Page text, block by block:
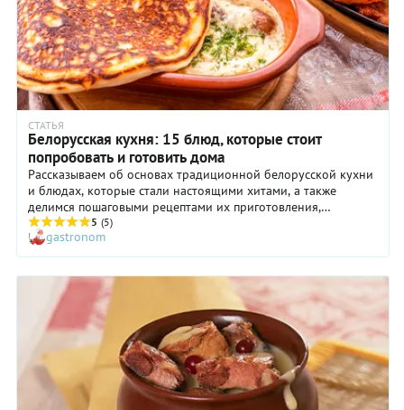
СТАТЬЯ
Белорусская кухня: 15 блюд, которые стоит
попробовать и готовить дома
Рассказываем об основах традиционной белорусской кухни
и блюдах, которые стали настоящими хитами, а также
делимся пошаговыми рецептами их приготовления,
раскрывая житейские хитрости.
5 (5)
gastronom